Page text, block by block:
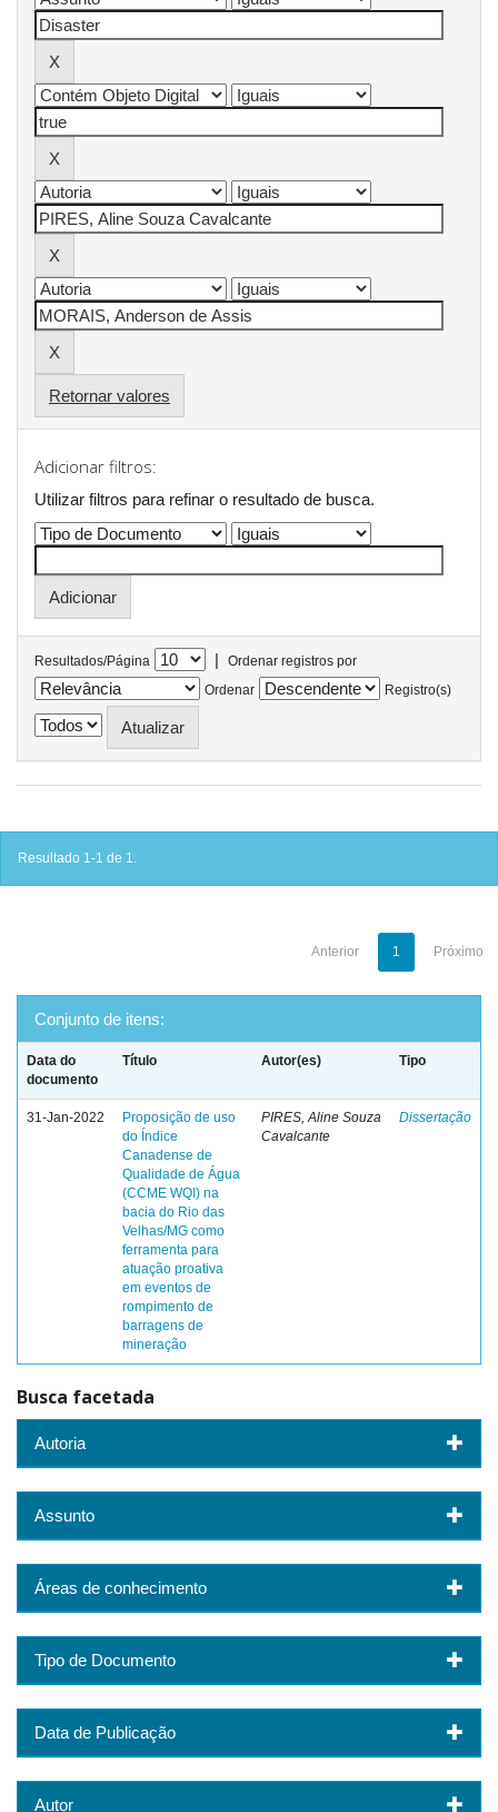
Retornar valores
Adicionar filtros:
Utilizar filtros para refinar o resultado de busca.
Resultados/Página |
Ordenar registros por
Ordenar
Registro(s)
Resultado 1-1 de 1.
Anterior 1 Próximo
Conjunto de itens:
Data do
documento
Título Autor(es) Tipo
31-Jan-2022
Proposição de uso
do Índice
Canadense de
Qualidade de Água
(CCME WQI) na
bacia do Rio das
Velhas/MG como
ferramenta para
atuação proativa
em eventos de
rompimento de
barragens de
mineração
PIRES, Aline Souza
Cavalcante
Dissertação
Busca facetada
Autoria
Assunto
Áreas de conhecimento
Tipo de Documento
Data de Publicação
Autor